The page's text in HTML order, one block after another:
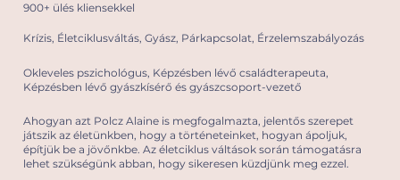
900+ ülés kliensekkel
Krízis, Életciklusváltás, Gyász, Párkapcsolat, Érzelemszabályozás
Okleveles pszichológus, Képzésben lévő családterapeuta,
Képzésben lévő gyászkísérő és gyászcsoport-vezető
Ahogyan azt Polcz Alaine is megfogalmazta, jelentős szerepet
játszik az életünkben, hogy a történeteinket, hogyan ápoljuk,
építjük be a jövőnkbe. Az életciklus váltások során támogatásra
lehet szükségünk abban, hogy sikeresen küzdjünk meg ezzel.